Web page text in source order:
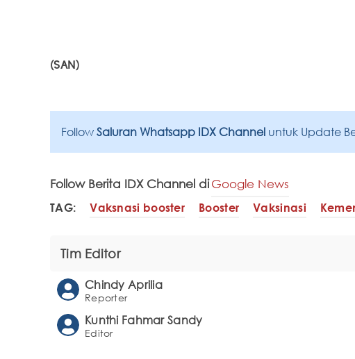
(SAN)
Follow Saluran Whatsapp IDX Channel untuk Update
Follow Berita IDX Channel diGoogle News
TAG: Vaksnasi booster Booster Vaksinasi
Tim Editor
Chindy Aprilia
Reporter
Kunthi Fahmar Sandy
Editor